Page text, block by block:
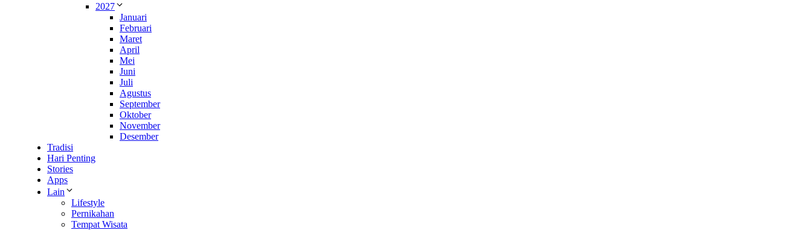
2027
Januari
Februari
Maret
April
Mei
Juni
Juli
Agustus
September
Oktober
November
Desember
Tradisi
Hari Penting
Stories
Apps
Lain
Lifestyle
Pernikahan
Tempat Wisata